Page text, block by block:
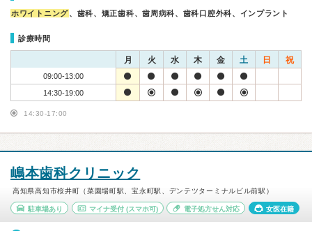
ホワイトニング、歯科、矯正歯科、歯周病科、歯科口腔外科、インプラント
診療時間
月 火 水 木 金 土 日 祝
09:00-13:00
14:30-19:00
14:30-17:00
嶋本歯科クリニック
高知県高知市桜井町（菜園場町駅、宝永町駅、デンテツターミナルビル前駅）
駐車場あり マイナ受付(スマホ可) 電子処方せん対応 女医在籍